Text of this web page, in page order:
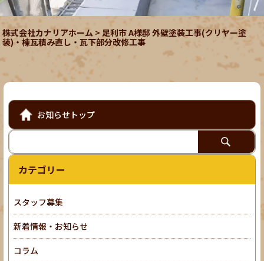
株式会社カナリアホーム >足利市 A様邸 外壁塗装工事(クリヤー塗
装)・棟瓦積み直し・瓦下部分改修工事
お知らせトップ
カテゴリー
スタッフ募集
新着情報・お知らせ
コラム